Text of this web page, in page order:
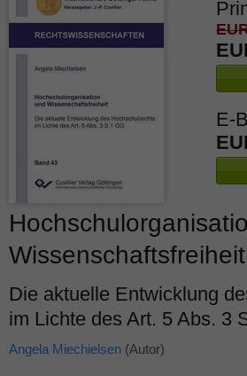
E-
Die aktuelle Entwicklung
im Lichte des Art. 5 Abs. 3
Angela Miechielsen (Autor)